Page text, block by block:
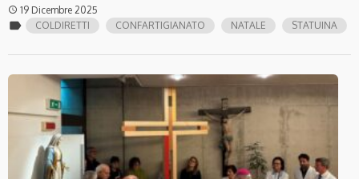
access_time 19 Dicembre 2025
label COLDIRETTI CONFARTIGIANATO NATALE STATUINA